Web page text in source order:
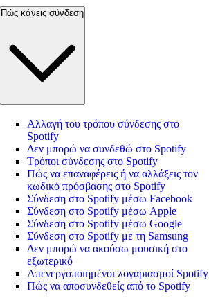
Πώς κάνεις σύνδεση
Αλλαγή του τρόπου σύνδεσης στο
Spotify
Δεν μπορώ να συνδεθώ στο Spotify
Τρόποι σύνδεσης στο Spotify
Πώς να επαναφέρεις ή να αλλάξεις τον
κωδικό πρόσβασης στο Spotify
Σύνδεση στο Spotify μέσω Facebook
Σύνδεση στο Spotify μέσω Apple
Σύνδεση στο Spotify μέσω Google
Σύνδεση στο Spotify με τη Samsung
Δεν μπορώ να ακούσω μουσική στο
εξωτερικό
Απενεργοποιημένοι λογαριασμοί Spotify
Πώς να αποσυνδεθείς από το Spotify